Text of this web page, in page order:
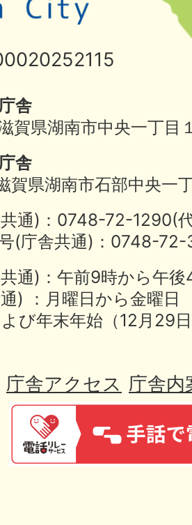
舎
賀県湖南市中央一丁目
舎
県湖南市石部中央一
共通)：0748-72-
(庁舎共通)：0748-
通)：午前9時から午
) ：月曜日から金曜日
び年末年始（12月29
庁舎アクセス 庁舎内